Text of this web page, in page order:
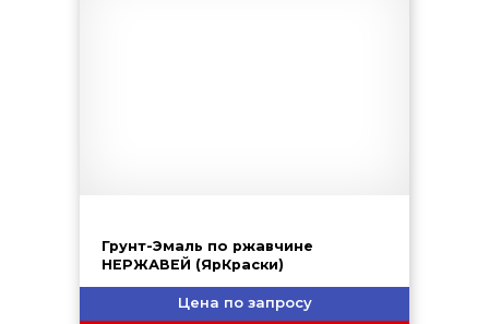
Грунт-Эмаль по ржавчине
НЕРЖАВЕЙ (ЯрКраски)
Цена по запросу